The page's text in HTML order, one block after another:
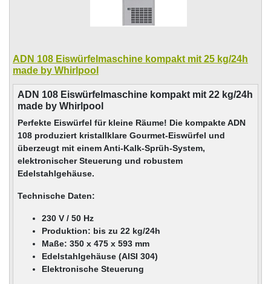
ADN 108 Eiswürfelmaschine kompakt mit 25 kg/24h
made by Whirlpool
ADN 108 Eiswürfelmaschine kompakt mit 22 kg/24h
made by Whirlpool
Perfekte Eiswürfel für kleine Räume! Die kompakte ADN
108 produziert kristallklare Gourmet-Eiswürfel und
überzeugt mit einem Anti-Kalk-Sprüh-System,
elektronischer Steuerung und robustem
Edelstahlgehäuse.
Technische Daten:
230 V / 50 Hz
Produktion: bis zu 22 kg/24h
Maße: 350 x 475 x 593 mm
Edelstahlgehäuse (AISI 304)
Elektronische Steuerung